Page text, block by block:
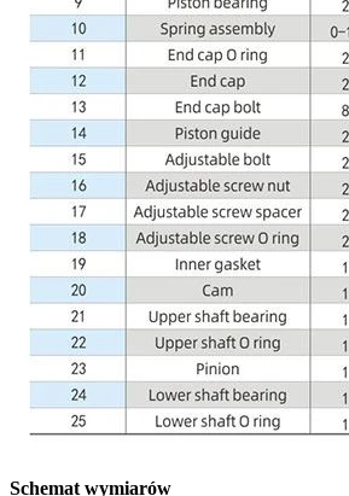
Schemat wymiarów